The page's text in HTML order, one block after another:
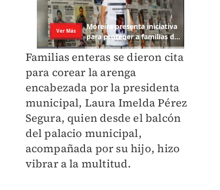
Familias enteras se dieron cita
para corear la arenga
encabezada por la presidenta
municipal, Laura Imelda Pérez
Segura, quien desde el balcón
del palacio municipal,
acompañada por su hijo, hizo
vibrar a la multitud.